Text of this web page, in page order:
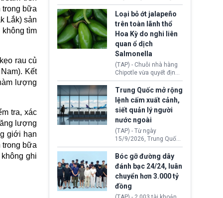
trong bữa
Lắk) sản
tìm
rau củ
Kết
lượng
tra, xác
lượng
giới hạn
trong bữa
ghi
Cộng hoà (GOP) vẫn tỏ
ra hoài nghi, thậm chí
tuyên bố sẽ lên tiếng
phản đối khi đề cử này
được đưa ra toàn thể bỏ
phiếu.
ngắn vừa bị bắt khi đang
chụp ảnh, quay video tại
sân golf Trump National
Golf Club (Quận Los
Angeles, bang
California). Vụ việc xảy
ra ngay trước lúc Tổng
thống Donald Trump tới
thăm địa điểm này.
Loại bỏ ớt jalapeño
trên toàn lãnh thổ
Hoa Kỳ do nghi liên
quan ổ dịch
Salmonella
(TAP) - Chuỗi nhà hàng
Chipotle vừa quyết định
loại bỏ tất cả ớt jalapeño
khỏi những cửa hàng
trên toàn lãnh thổ Hoa
Kỳ. Nguyên nhân do cơ
quan y tế nghi ngờ
nguyên liệu liên quan
đến ổ dịch Salmonella
khiến ít nhất 110 người
mắc bệnh tại bang
Minnesota.
Trung Quốc mở rộng
lệnh cấm xuất cảnh,
siết quản lý người
nước ngoài
(TAP) - Từ ngày
15/9/2026, Trung Quốc
áp dụng quy định mới về
quản lý xuất nhập cảnh.
Một hành vi vi phạm giấy
tờ, xuất nhập cảnh trái
phép hay liên quan kiểm
soát công nghệ có thể
khiến công dân Trung
Bóc gỡ đường dây
đánh bạc 24/24, luân
chuyển hơn 3.000 tỷ
đồng